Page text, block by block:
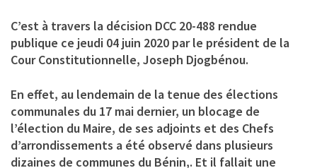
C’est à travers la décision DCC 20-488 rendue
publique ce jeudi 04 juin 2020 par le président de la
Cour Constitutionnelle, Joseph Djogbénou.
En effet, au lendemain de la tenue des élections
communales du 17 mai dernier, un blocage de
l’élection du Maire, de ses adjoints et des Chefs
d’arrondissements a été observé dans plusieurs
dizaines de communes du Bénin,. Et il fallait une